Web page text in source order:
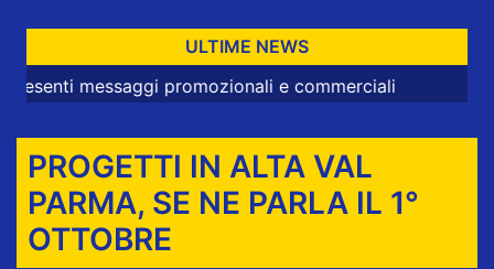
ULTIME NEWS
messaggi promozionali e commerciali
PROGETTI IN ALTA VAL
PARMA, SE NE PARLA IL 1°
OTTOBRE